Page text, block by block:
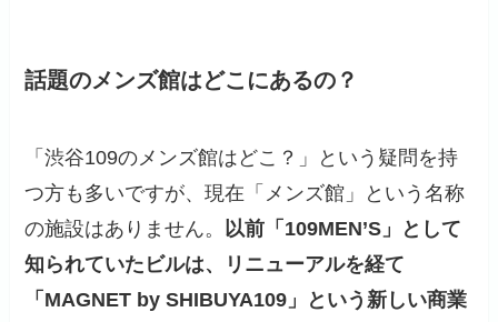
話題のメンズ館はどこにあるの？
「渋谷109のメンズ館はどこ？」という疑問を持
つ方も多いですが、現在「メンズ館」という名称
の施設はありません。
以前「109MEN’S」として
知られていたビルは、リニューアルを経て
「MAGNET by SHIBUYA109」という新しい商業